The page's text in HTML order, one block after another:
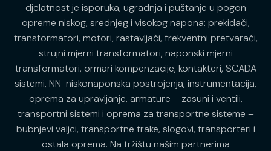
djelatnost je isporuka, ugradnja i puštanje u pogon
opreme niskog, srednjeg i visokog napona: prekidači,
transformatori, motori, rastavljači, frekventni pretvarači,
strujni mjerni transformatori, naponski mjerni
transformatori, ormari kompenzacije, kontakteri, SCADA
sistemi, NN-niskonaponska postrojenja, instrumentacija,
oprema za upravljanje, armature – zasuni i ventili,
transportni sistemi i oprema za transportne sisteme –
bubnjevi valjci, transportne trake, slogovi, transporteri i
ostala oprema. Na tržištu našim partnerima